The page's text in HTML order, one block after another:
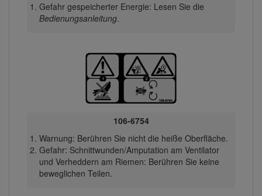
Gefahr gespeicherter Energie: Lesen Sie die
Bedienungsanleitung.
106-6754
Warnung: Berühren Sie nicht die heiße Oberfläche.
Gefahr: Schnittwunden/Amputation am Ventilator
und Verheddern am Riemen: Berühren Sie keine
beweglichen Teilen.